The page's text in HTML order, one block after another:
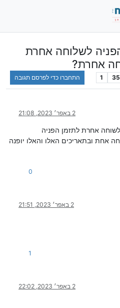
לשלוחה אחרת
אחרת?
1 התחברו כדי לפרסם תגובה
2 באפר׳ 2023, 21:08
אחרת לתזמן הפניה
אחת ובתאריכים האלו והאלו יופנה
0
2 באפר׳ 2023, 21:51
1
2 באפר׳ 2023, 22:02